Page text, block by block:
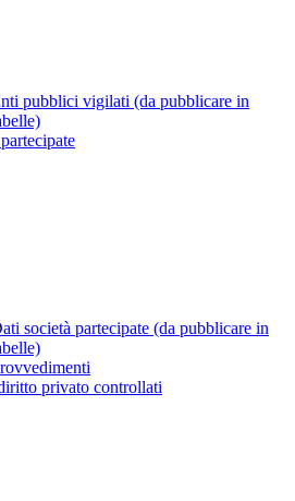
pubblici vigilati (da pubblicare in
società partecipate (da pubblicare in
privato controllati